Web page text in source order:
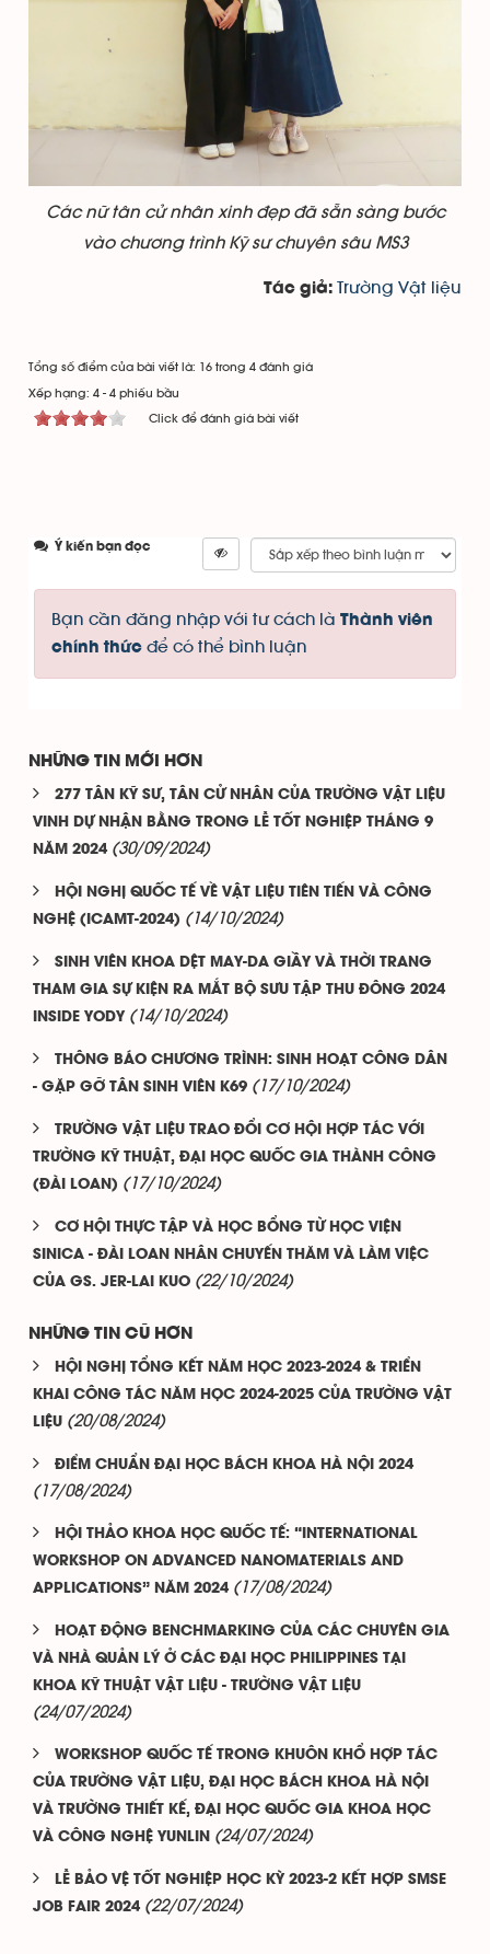
Các nữ tân cử nhân xinh đẹp đã sẵn sàng bước
vào chương trình Kỹ sư chuyên sâu MS3
Tác giả: Trường Vật liệu
Tổng số điểm của bài viết là: 16 trong 4 đánh giá
Xếp hạng: 4 - 4 phiếu bầu
Click để đánh giá bài viết
Ý kiến bạn đọc
Bạn cần đăng nhập với tư cách là Thành viên
chính thức để có thể bình luận
NHỮNG TIN MỚI HƠN
277 TÂN KỸ SƯ, TÂN CỬ NHÂN CỦA TRƯỜNG VẬT LIỆU
VINH DỰ NHẬN BẰNG TRONG LỄ TỐT NGHIỆP THÁNG 9
NĂM 2024 (30/09/2024)
HỘI NGHỊ QUỐC TẾ VỀ VẬT LIỆU TIÊN TIẾN VÀ CÔNG
NGHỆ (ICAMT-2024) (14/10/2024)
SINH VIÊN KHOA DỆT MAY-DA GIẦY VÀ THỜI TRANG
THAM GIA SỰ KIỆN RA MẮT BỘ SƯU TẬP THU ĐÔNG 2024
INSIDE YODY (14/10/2024)
THÔNG BÁO CHƯƠNG TRÌNH: SINH HOẠT CÔNG DÂN
- GẶP GỠ TÂN SINH VIÊN K69 (17/10/2024)
TRƯỜNG VẬT LIỆU TRAO ĐỔI CƠ HỘI HỢP TÁC VỚI
TRƯỜNG KỸ THUẬT, ĐẠI HỌC QUỐC GIA THÀNH CÔNG
(ĐÀI LOAN) (17/10/2024)
CƠ HỘI THỰC TẬP VÀ HỌC BỔNG TỪ HỌC VIỆN
SINICA - ĐÀI LOAN NHÂN CHUYẾN THĂM VÀ LÀM VIỆC
CỦA GS. JER-LAI KUO (22/10/2024)
NHỮNG TIN CŨ HƠN
HỘI NGHỊ TỔNG KẾT NĂM HỌC 2023-2024 & TRIỂN
KHAI CÔNG TÁC NĂM HỌC 2024-2025 CỦA TRƯỜNG VẬT
LIỆU (20/08/2024)
ĐIỂM CHUẨN ĐẠI HỌC BÁCH KHOA HÀ NỘI 2024
(17/08/2024)
HỘI THẢO KHOA HỌC QUỐC TẾ: “INTERNATIONAL
WORKSHOP ON ADVANCED NANOMATERIALS AND
APPLICATIONS” NĂM 2024 (17/08/2024)
HOẠT ĐỘNG BENCHMARKING CỦA CÁC CHUYÊN GIA
VÀ NHÀ QUẢN LÝ Ở CÁC ĐẠI HỌC PHILIPPINES TẠI
KHOA KỸ THUẬT VẬT LIỆU - TRƯỜNG VẬT LIỆU
(24/07/2024)
WORKSHOP QUỐC TẾ TRONG KHUÔN KHỔ HỢP TÁC
CỦA TRƯỜNG VẬT LIỆU, ĐẠI HỌC BÁCH KHOA HÀ NỘI
VÀ TRƯỜNG THIẾT KẾ, ĐẠI HỌC QUỐC GIA KHOA HỌC
VÀ CÔNG NGHỆ YUNLIN
(24/07/2024)
LỄ BẢO VỆ TỐT NGHIỆP HỌC KỲ 2023-2 KẾT HỢP SMSE
JOB FAIR 2024 (22/07/2024)